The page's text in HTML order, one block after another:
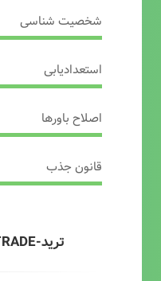
شخصیت شناسی
استعدادیابی
اصلاح باورها
قانون جذب
ترید-TRADE